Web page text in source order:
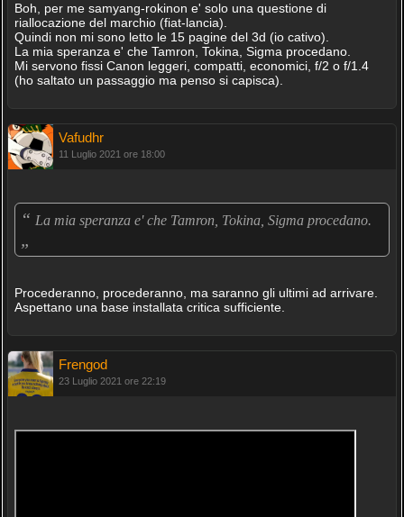
Boh, per me samyang-rokinon e' solo una questione di
riallocazione del marchio (fiat-lancia).
Quindi non mi sono letto le 15 pagine del 3d (io cativo).
La mia speranza e' che Tamron, Tokina, Sigma procedano.
Mi servono fissi Canon leggeri, compatti, economici, f/2 o f/1.4
(ho saltato un passaggio ma penso si capisca).
Vafudhr
11 Luglio 2021 ore 18:00
“ La mia speranza e' che Tamron, Tokina, Sigma procedano.
„
Procederanno, procederanno, ma saranno gli ultimi ad arrivare.
Aspettano una base installata critica sufficiente.
Frengod
23 Luglio 2021 ore 22:19